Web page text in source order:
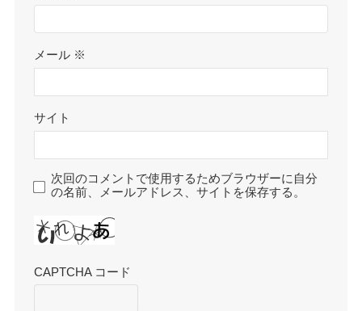
メール ※
サイト
次回のコメントで使用するためブラウザーに自分
の名前、メールアドレス、サイトを保存する。
CAPTCHA コード